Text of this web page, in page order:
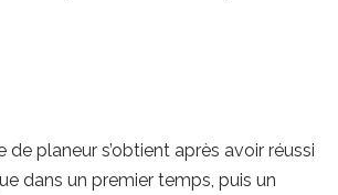
planeur s’obtient après avoir réussi
dans un premier temps, puis un